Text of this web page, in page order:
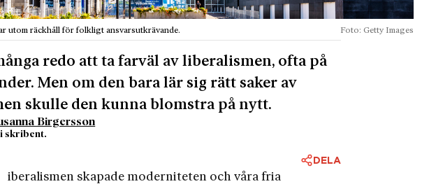
utom räckhåll för folkligt ansvarsutkrävande. Foto: Getty Images
redo att ta farväl av liberalismen, ofta på
Men om den bara lär sig rätt saker av
skulle den kunna blomstra på nytt.
Birgersson
skribent.
DELA
iberalismen skapade moderniteten och våra fria